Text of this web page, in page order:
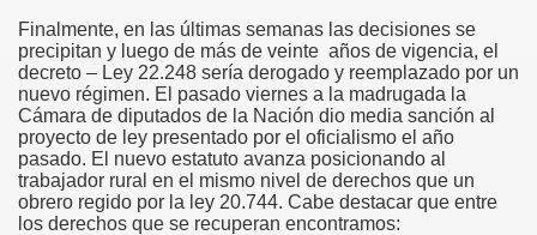
Finalmente, en las últimas semanas las decisiones se
precipitan y luego de más de veinte años de vigencia, el
decreto – Ley 22.248 sería derogado y reemplazado por un
nuevo régimen. El pasado viernes a la madrugada la
Cámara de diputados de la Nación dio media sanción al
proyecto de ley presentado por el oficialismo el año
pasado. El nuevo estatuto avanza posicionando al
trabajador rural en el mismo nivel de derechos que un
obrero regido por la ley 20.744. Cabe destacar que entre
los derechos que se recuperan encontramos: